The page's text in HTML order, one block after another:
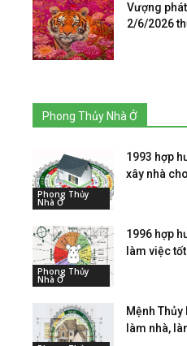
Vượng
2/6/2026
Phong Thủy Nhà Ở
Phong Thủy
Nhà Ở
1993 hợp
xây nhà
Phong Thủy
Nhà Ở
1996 hợp
làm việc
Mệnh
làm nhà,